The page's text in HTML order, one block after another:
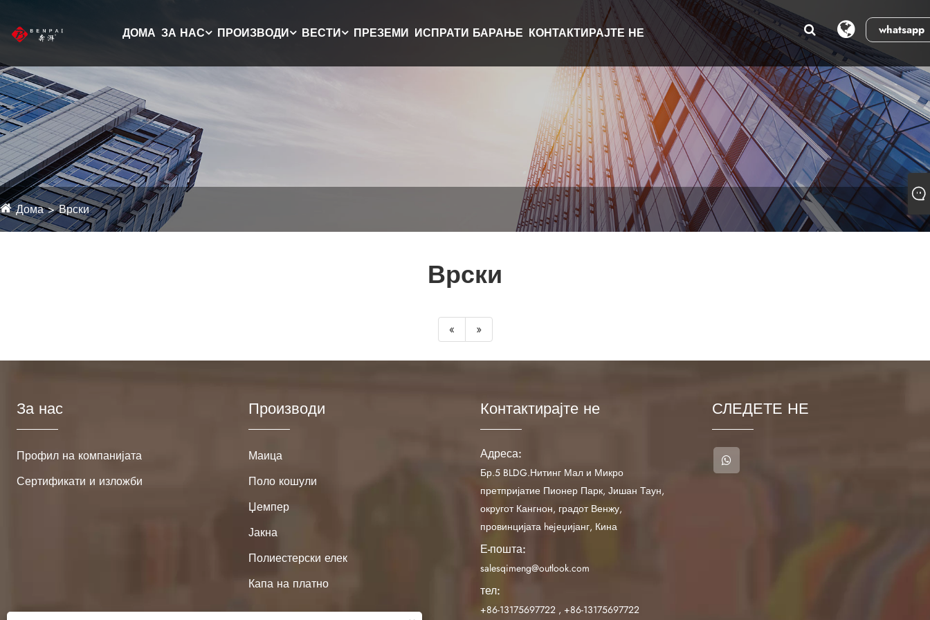
whatsapp
ДОМА ЗА НАС ПРОИЗВОДИ ВЕСТИ ПРЕЗЕМИ ИСПРАТИ БАРАЊЕ КОНТАКТИРАЈТЕ НЕ
Дома Врски
Врски
« »
За нас
Профил на компанијата
Сертификати и изложби
Производи
Маица
Поло кошули
Џемпер
Јакна
Полиестерски елек
Капа на платно
Контактирајте не
Адреса:
Бр.5 BLDG.Нитинг Мал и Микро
претпријатие Пионер Парк, Јишан Таун,
округот Кангнон, градот Венжу,
провинцијата hejеџијанг, Кина
Е-пошта:
salesqimeng@outlook.com
тел:
+86-13175697722 , +86-13175697722
СЛЕДЕТЕ НЕ